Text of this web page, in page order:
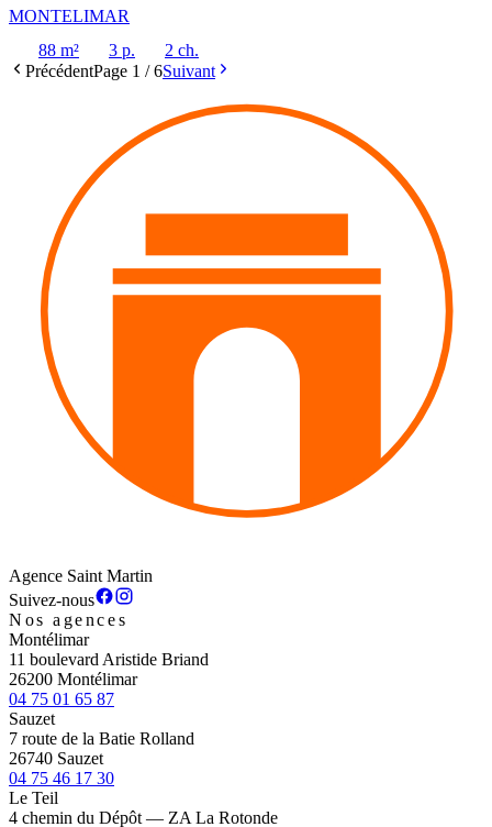
MONTELIMAR
88 m²
3 p.
2 ch.
PrécédentPage 1 /6Suivant
Agence Saint Martin
Suivez-nous
Nos agences
Montélimar
11 boulevard Aristide Briand
26200 Montélimar
04 75 01 65 87
Sauzet
7 route de la Batie Rolland
26740 Sauzet
04 75 46 17 30
Le Teil
4 chemin du Dépôt — ZA La Rotonde